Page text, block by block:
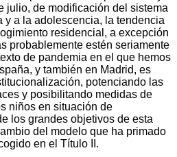
julio, de modificación del sistema
y a la adolescencia, la tendencia
residencial, a excepción
probablemente estén seriamente
de pandemia en el que hemos
y también en Madrid, es
potenciando las
y posibilitando medidas de
niños en situación de
los grandes objetivos de esta
del modelo que ha primado
en el Título II.